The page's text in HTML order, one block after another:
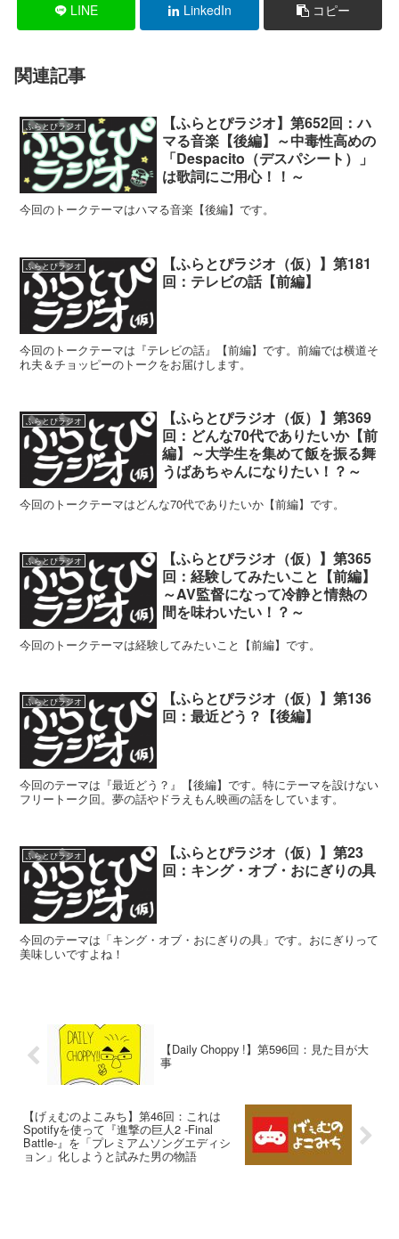
LINE LinkedIn コピー
関連記事
ふらとぴラジオ
【ふらとぴラジオ】第652回：ハ
マる音楽【後編】～中毒性高めの
「Despacito（デスパシート）」
は歌詞にご用心！！～
今回のトークテーマはハマる音楽【後編】です。
ふらとぴラジオ
【ふらとぴラジオ（仮）】第181
回：テレビの話【前編】
今回のトークテーマは『テレビの話』【前編】です。前編では横道そ
れ夫＆チョッピーのトークをお届けします。
ふらとぴラジオ
【ふらとぴラジオ（仮）】第369
回：どんな70代でありたいか【前
編】～大学生を集めて飯を振る舞
うばあちゃんになりたい！？～
今回のトークテーマはどんな70代でありたいか【前編】です。
ふらとぴラジオ
【ふらとぴラジオ（仮）】第365
回：経験してみたいこと【前編】
～AV監督になって冷静と情熱の
間を味わいたい！？～
今回のトークテーマは経験してみたいこと【前編】です。
ふらとぴラジオ
【ふらとぴラジオ（仮）】第136
回：最近どう？【後編】
今回のテーマは『最近どう？』【後編】です。特にテーマを設けない
フリートーク回。夢の話やドラえもん映画の話をしています。
ふらとぴラジオ
【ふらとぴラジオ（仮）】第23
回：キング・オブ・おにぎりの具
今回のテーマは「キング・オブ・おにぎりの具」です。おにぎりって
美味しいですよね！
【Daily Choppy !】第596回：見た目が大
事
【げぇむのよこみち】第46回：これは
Spotifyを使って『進撃の巨人2 -Final
Battle-』を「プレミアムソングエディシ
ョン」化しようと試みた男の物語